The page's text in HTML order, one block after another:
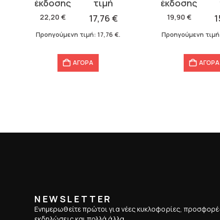
22,20€
price
was:
22,20 €.
17,76 €
τρέχουσα
τιμή
είναι:
Προηγούμενη τιμή: 17,76€.
ΑΓΟΡΑ
19,90 €
price
was:
19,90 €.
τρέχουσα
τιμή
είναι:
Προηγούμενη
ΑΓΟΡΑ
NEWSLETTER
Ενημερωθείτε πρώτοι για νέες κυκλοφορίες,